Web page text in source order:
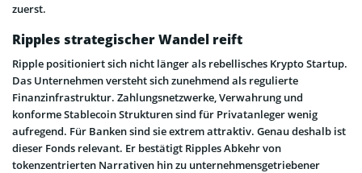
zuerst.
Ripples strategischer Wandel reift
Ripple positioniert sich nicht länger als rebellisches Krypto Startup.
Das Unternehmen versteht sich zunehmend als regulierte
Finanzinfrastruktur. Zahlungsnetzwerke, Verwahrung und
konforme Stablecoin Strukturen sind für Privatanleger wenig
aufregend. Für Banken sind sie extrem attraktiv. Genau deshalb ist
dieser Fonds relevant. Er bestätigt Ripples Abkehr von
tokenzentrierten Narrativen hin zu unternehmensgetriebener